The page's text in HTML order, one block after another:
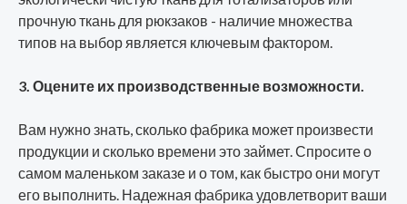
прочную ткань для рюкзаков - наличие множества
типов на выбор является ключевым фактором.
3. Оцените их производственные возможности.
Вам нужно знать, сколько фабрика может произвести
продукции и сколько времени это займет. Спросите о
самом маленьком заказе и о том, как быстро они могут
его выполнить. Надежная фабрика удовлетворит ваши